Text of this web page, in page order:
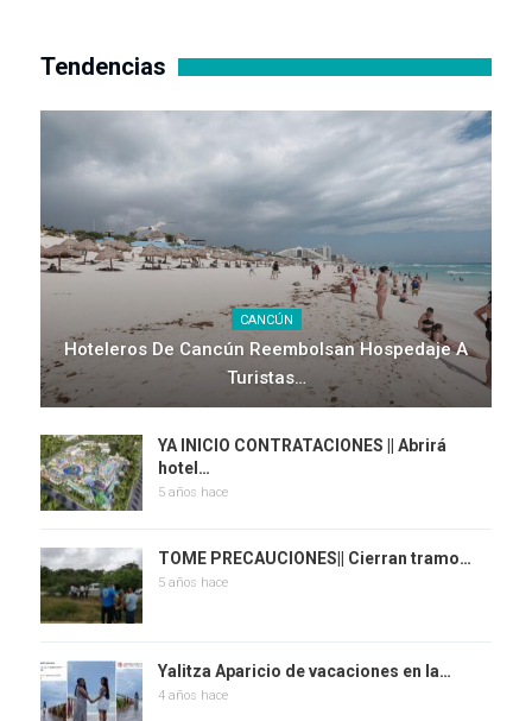
Tendencias
CANCÚN
Hoteleros De Cancún Reembolsan Hospedaje A
Turistas…
YA INICIO CONTRATACIONES || Abrirá
hotel…
5 años hace
TOME PRECAUCIONES|| Cierran tramo…
5 años hace
Yalitza Aparicio de vacaciones en la…
4 años hace